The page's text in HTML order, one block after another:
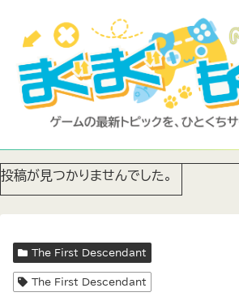
投稿が見つかりませんでした。
The First Descendant
The First Descendant